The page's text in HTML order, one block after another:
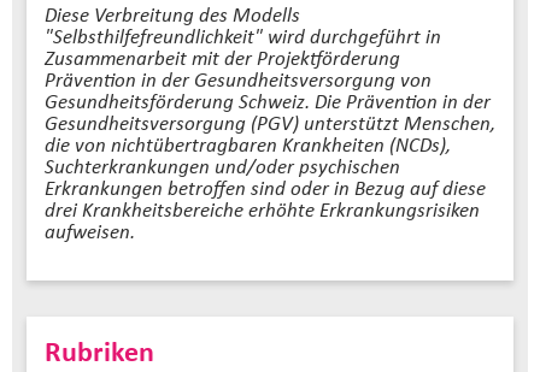
Diese Verbreitung des Modells
"Selbsthilfefreundlichkeit" wird durchgeführt in
Zusammenarbeit mit der Projektförderung
Prävention in der Gesundheitsversorgung von
Gesundheitsförderung Schweiz. Die Prävention in der
Gesundheitsversorgung (PGV) unterstützt Menschen,
die von nichtübertragbaren Krankheiten (NCDs),
Suchterkrankungen und/oder psychischen
Erkrankungen betroffen sind oder in Bezug auf diese
drei Krankheitsbereiche erhöhte Erkrankungsrisiken
aufweisen.
Rubriken